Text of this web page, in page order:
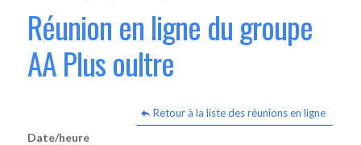
Réunion en ligne du groupe
AA Plus oultre
Retour à la liste des réunions en ligne
Date/heure